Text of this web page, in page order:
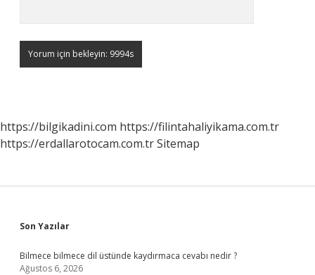
https://bilgikadini.com https://filintahaliyikama.com.tr
https://erdallarotocam.com.trSitemap
Sidebar
Son Yazılar
Bilmece bilmece dil üstünde kaydırmaca cevabı nedir ?
Ağustos 6, 2026